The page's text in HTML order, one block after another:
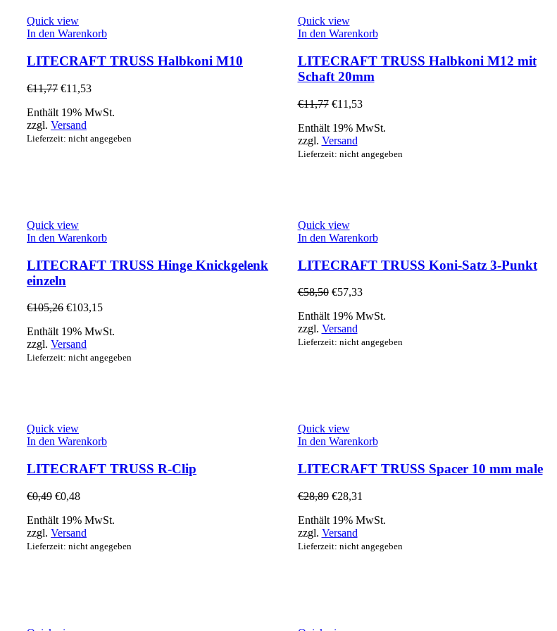
Quick view
In den Warenkorb
LITECRAFT TRUSS Halbkoni M10
€11,77 €11,53
Enthält 19% MwSt.
zzgl. Versand
Lieferzeit: nicht angegeben
Quick view
In den Warenkorb
LITECRAFT TRUSS Halbkoni M12 mit
Schaft 20mm
€11,77 €11,53
Enthält 19% MwSt.
zzgl. Versand
Lieferzeit: nicht angegeben
Quick view
In den Warenkorb
LITECRAFT TRUSS Hinge Knickgelenk
einzeln
€105,26 €103,15
Enthält 19% MwSt.
zzgl. Versand
Lieferzeit: nicht angegeben
Quick view
In den Warenkorb
LITECRAFT TRUSS Koni-Satz 3-Punkt
€58,50 €57,33
Enthält 19% MwSt.
zzgl. Versand
Lieferzeit: nicht angegeben
Quick view
In den Warenkorb
LITECRAFT TRUSS R-Clip
€0,49 €0,48
Enthält 19% MwSt.
zzgl. Versand
Lieferzeit: nicht angegeben
Quick view
In den Warenkorb
LITECRAFT TRUSS Spacer 10 mm male
€28,89 €28,31
Enthält 19% MwSt.
zzgl. Versand
Lieferzeit: nicht angegeben